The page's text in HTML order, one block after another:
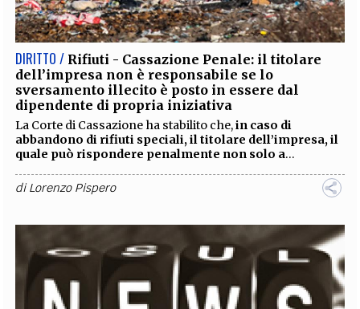
DIRITTO / Rifiuti - Cassazione Penale: il titolare
dell’impresa non è responsabile se lo
sversamento illecito è posto in essere dal
dipendente di propria iniziativa
La Corte di Cassazione ha stabilito che,in caso di
abbandono di rifiuti speciali, il titolare dell’impresa, il
quale può rispondere penalmente non solo a...
diLorenzo Pispero